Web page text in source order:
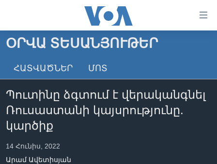
անցնել
հիմնական
անցնել
բովանդակությանը
հիմնական
բովանդակություն
ԳԼԽԱՎՈՐ ԷՋ
ԼՈՒՐԵՐ
ՏԵՍԱՆՅՈՒԹԵՐ
ՖԻԼՄԵՐ
IN ENGLISH
ՄԵՐ ՄԱՍԻՆ
ՈՒԿՐԱԻՆԱԿԱՆ ՊԱՏԵՐԱԶՄ
ՕՐՎԱ ՏԵՍԱՆՅՈՒԹԵՐ
ՀԱՏՎԱԾՆԵՐ ՄՈՏ
Պուտինը ձգտում է վերականգնել
Ռուսաստանի կայսրությունը.
կարծիք
14 Հունիս, 2022
Արամ Ավետիսյան